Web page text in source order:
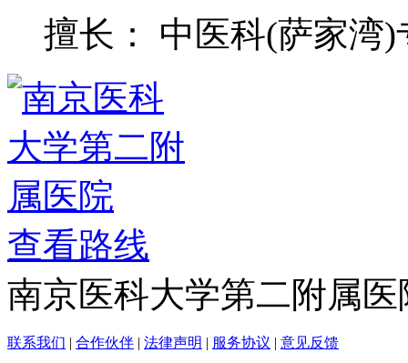
擅长： 中医科(萨家湾)
查看路线
南京医科大学第二附属医
联系我们 | 合作伙伴 | 法律声明 | 服务协议 | 意见反馈